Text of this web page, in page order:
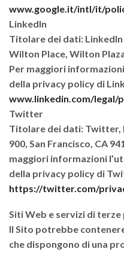
www.google.it/intl/it/
LinkedIn
Titolare dei dati:
Wilton Place, Wilton
Per maggiori
della privacy policy di
www.linkedin.com/legal/
Twitter
Titolare dei dati: Twitter,
900, San Francisco, CA
maggiori informazioni
della privacy policy di
https://twitter.com/
Siti Web e servizi di
Il Sito potrebbe
che dispongono di una